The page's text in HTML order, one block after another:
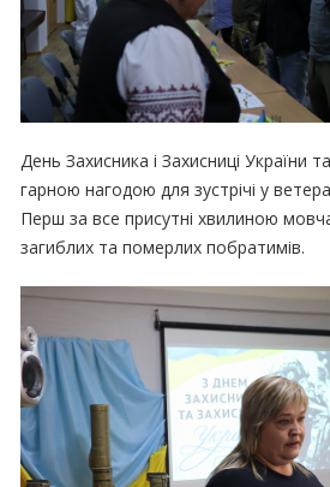
День Захисника і Захисниці України
гарною нагодою для зустрічі у
Перш за все присутні хвилиною
загиблих та померлих побратимів.